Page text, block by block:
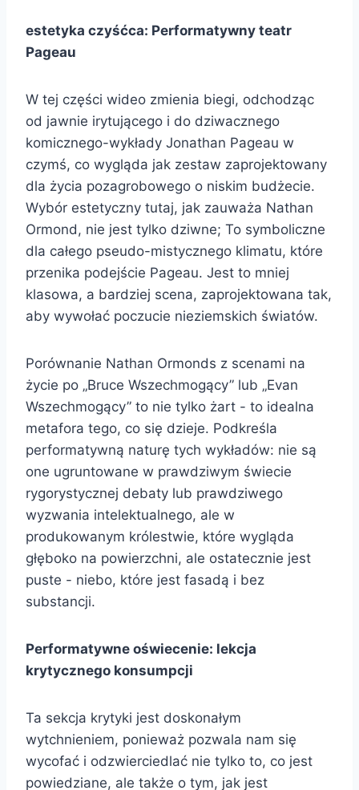
estetyka czyśćca: Performatywny teatr
Pageau
W tej części wideo zmienia biegi, odchodząc
od jawnie irytującego i do dziwacznego
komicznego-wykłady Jonathan Pageau w
czymś, co wygląda jak zestaw zaprojektowany
dla życia pozagrobowego o niskim budżecie.
Wybór estetyczny tutaj, jak zauważa Nathan
Ormond, nie jest tylko dziwne; To symboliczne
dla całego pseudo-mistycznego klimatu, które
przenika podejście Pageau. Jest to mniej
klasowa, a bardziej scena, zaprojektowana tak,
aby wywołać poczucie nieziemskich światów.
Porównanie Nathan Ormonds z scenami na
życie po „Bruce Wszechmogący” lub „Evan
Wszechmogący” to nie tylko żart - to idealna
metafora tego, co się dzieje. Podkreśla
performatywną naturę tych wykładów: nie są
one ugruntowane w prawdziwym świecie
rygorystycznej debaty lub prawdziwego
wyzwania intelektualnego, ale w
produkowanym królestwie, które wygląda
głęboko na powierzchni, ale ostatecznie jest
puste - niebo, które jest fasadą i bez
substancji.
Performatywne oświecenie: lekcja
krytycznego konsumpcji
Ta sekcja krytyki jest doskonałym
wytchnieniem, ponieważ pozwala nam się
wycofać i odzwierciedlać nie tylko to, co jest
powiedziane, ale także o tym, jak jest